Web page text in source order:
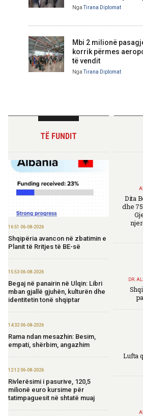
NgaTirana Diplomat
Mbi 2 milionë
korrik përmes
të vendit
NgaTirana Diplomat
TË FUNDIT
16:51 06-08-2026
Shqipëria avancon në zbatimin e
Planit të Rritjes të BE-së
15:53 06-08-2026
Begaj në panairin në Ulqin: Libri
mban gjallë gjuhën, kulturën dhe
identitetin tonë shqiptar
14:32 06-08-2026
Rama ndan mesazhin: Besim,
empati, shërbim, angazhim
12:12 06-08-2026
Rivlerësimi i pasurive, 120,5
milionë euro kursime për
tatimpaguesit në shtatë muaj
Dita
dhe
DR.
Lufta